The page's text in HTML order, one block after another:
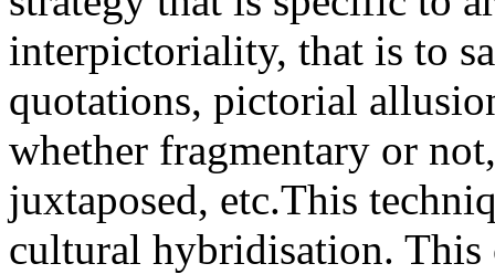
interpictoriality, that is to
quotations, pictorial
whether fragmentary or
juxtaposed, etc.This
cultural hybridisation. This